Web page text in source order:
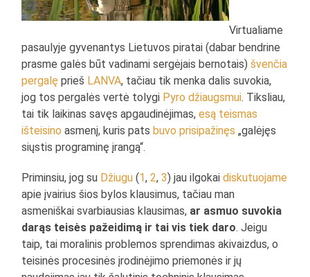
Virtualiame
pasaulyje gyvenantys Lietuvos piratai (dabar bendrine
prasme galės būt vadinami sergėjais bernotais)švenčia
pergalę prieš LANVA, tačiau tik menka dalis suvokia,
jog tos pergalės vertė tolygi Pyro džiaugsmui. Tiksliau,
tai tik laikinas savęs apgaudinėjimas,esą teismas
išteisino asmenį, kuris patsbuvo prisipažinęs „galėjęs
siųstis programinę įrangą“.
Priminsiu, jog su Džiugu (1,2,3) jau ilgokaidiskutuojame
apie įvairius šios bylos klausimus, tačiau man
asmeniškai svarbiausias klausimas, ar asmuo suvokia
darąs teisės pažeidimą ir tai vis tiek daro. Jeigu
taip, tai moralinis problemos sprendimas akivaizdus, o
teisinės procesinės įrodinėjimo priemonės ir jų